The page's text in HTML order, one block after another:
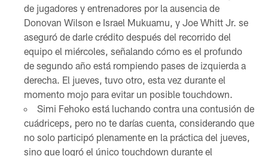
de jugadores y entrenadores por la ausencia de
Donovan Wilson e Israel Mukuamu, y Joe Whitt Jr. se
aseguró de darle crédito después del recorrido del
equipo el miércoles, señalando cómo es el profundo
de segundo año está rompiendo pases de izquierda a
derecha. El jueves, tuvo otro, esta vez durante el
momento mojo para evitar un posible touchdown.
Simi Fehoko está luchando contra una contusión de
cuádriceps, pero no te darías cuenta, considerando que
no solo participó plenamente en la práctica del jueves,
sino que logró el único touchdown durante el